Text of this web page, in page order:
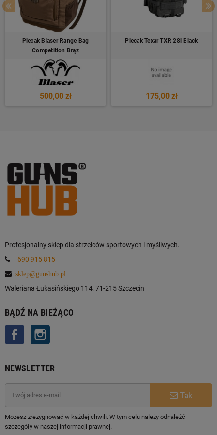
Plecak Blaser Range Bag
Competition Brąz
500,00 zł
Plecak Texar TXR 28l Black
175,00 zł
Profesjonalny sklep dla strzelców sportowych i myśliwych.
690 915 815
sklep@gunshub.pl
Waleriana Łukasińskiego 114, 71-215 Szczecin
BĄDŹ NA BIEŻĄCO
Facebook
NEWSLETTER
Tak
Możesz zrezygnować w każdej chwili. W tym celu należy odnaleźć
szczegóły w naszej informacji prawnej.